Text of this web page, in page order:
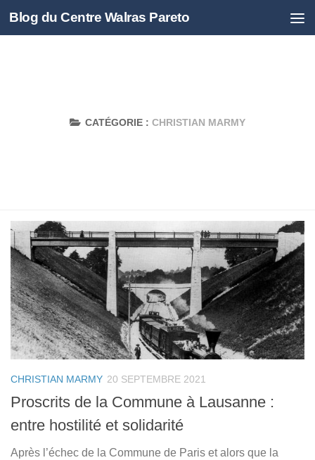
Skip to content
Blog du Centre Walras Pareto
CATÉGORIE : CHRISTIAN MARMY
CHRISTIAN MARMY 20 SEPTEMBRE 2021
Proscrits de la Commune à Lausanne :
entre hostilité et solidarité
Après l’échec de la Commune de Paris et alors que la